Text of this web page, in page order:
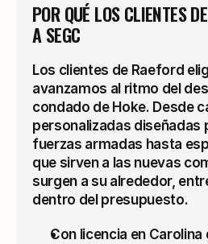
POR QUÉ LOS CLIENTES
A SEGC
Los clientes de Raeford
avanzamos al ritmo del
condado de Hoke. Desde
personalizadas diseñadas
fuerzas armadas hasta
que sirven a las nuevas
surgen a su alrededor,
dentro del presupuesto.
Con licencia en Carolina